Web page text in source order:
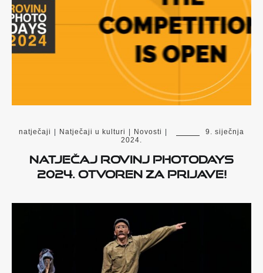
natječaji Natječaji u kulturi Novosti
9. siječnja
2024.
Natječaj Rovinj Photodays
2024. otvoren za prijave!